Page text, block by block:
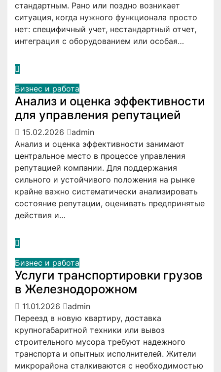
стандартным. Рано или поздно возникает
ситуация, когда нужного функционала просто
нет: специфичный учет, нестандартный отчет,
интеграция с оборудованием или особая…
Бизнес и работа
Анализ и оценка эффективности
для управления репутацией
15.02.2026
admin
Анализ и оценка эффективности занимают
центральное место в процессе управления
репутацией компании. Для поддержания
сильного и устойчивого положения на рынке
крайне важно систематически анализировать
состояние репутации, оценивать предпринятые
действия и…
Бизнес и работа
Услуги транспортировки грузов
в Железнодорожном
11.01.2026
admin
Переезд в новую квартиру, доставка
крупногабаритной техники или вывоз
строительного мусора требуют надежного
транспорта и опытных исполнителей. Жители
микрорайона сталкиваются с необходимостью